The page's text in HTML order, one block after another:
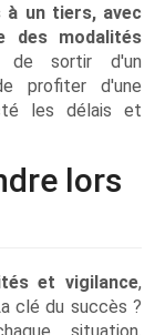
à un tiers, avec
des modalités
de sortir d'un
profiter d'une
les délais et
lors
et vigilance,
clé du succès ?